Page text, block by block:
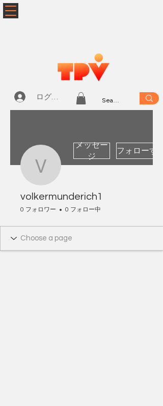
ログイン
メッセー
ジ
フォローする
volkermunderich1
0 フォロワー 0 フォロー中